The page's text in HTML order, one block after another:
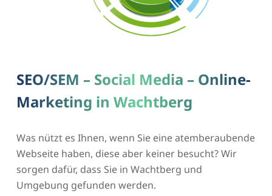
SEO/SEM – Social Media – Online-
Marketing in Wachtberg
Was nützt es Ihnen, wenn Sie eine atemberaubende
Webseite haben, diese aber keiner besucht? Wir
sorgen dafür, dass Sie in Wachtberg und
Umgebung gefunden werden.